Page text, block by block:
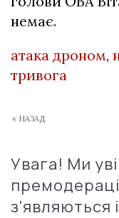
немає.
атака дроном,
тривога
« НАЗАД
Увага! Ми
з'являються